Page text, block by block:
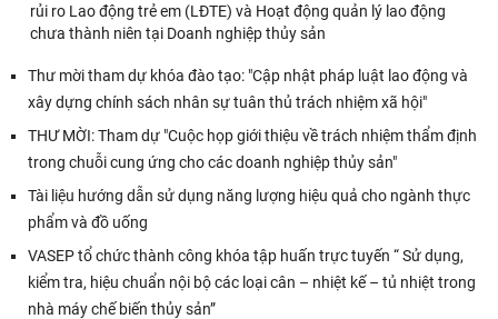
rủi ro Lao động trẻ em (LĐTE) và Hoạt động quản lý lao động
chưa thành niên tại Doanh nghiệp thủy sản
Thư mời tham dự khóa đào tạo: "Cập nhật pháp luật lao động và
xây dựng chính sách nhân sự tuân thủ trách nhiệm xã hội"
THƯ MỜI: Tham dự "Cuộc họp giới thiệu về trách nhiệm thẩm định
trong chuỗi cung ứng cho các doanh nghiệp thủy sản"
Tài liệu hướng dẫn sử dụng năng lượng hiệu quả cho ngành thực
phẩm và đồ uống
VASEP tổ chức thành công khóa tập huấn trực tuyến “ Sử dụng,
kiểm tra, hiệu chuẩn nội bộ các loại cân – nhiệt kế – tủ nhiệt trong
nhà máy chế biến thủy sản”